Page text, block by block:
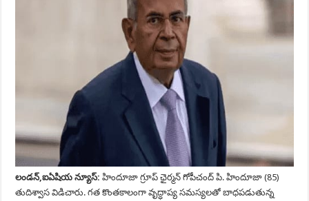
లండన్,ఐఏషియ న్యూస్: హిందూజా గ్రూప్ ఛైర్మన్ గోపీచంద్ పి. హిందూజా (85)
తుదిశ్వాస విడిచారు. గత కొంతకాలంగా వృద్ధాప్య సమస్యలతో బాధపడుతున్న